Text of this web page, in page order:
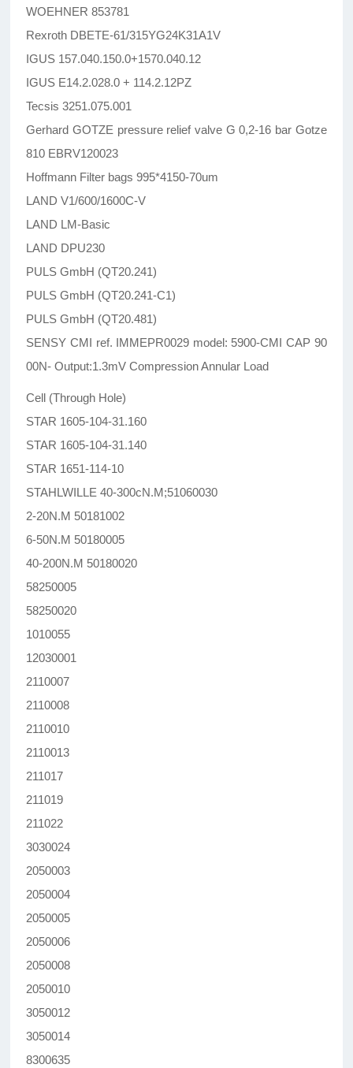
WOEHNER 853781
Rexroth DBETE-61/315YG24K31A1V
IGUS 157.040.150.0+1570.040.12
IGUS E14.2.028.0 + 114.2.12PZ
Tecsis 3251.075.001
Gerhard GOTZE pressure relief valve G 0,2-16 bar Gotze
810 EBRV120023
Hoffmann Filter bags 995*4150-70um
LAND V1/600/1600C-V
LAND LM-Basic
LAND DPU230
PULS GmbH (QT20.241)
PULS GmbH (QT20.241-C1)
PULS GmbH (QT20.481)
SENSY CMI ref. IMMEPR0029 model: 5900-CMI CAP 90
00N- Output:1.3mV Compression Annular Load
Cell (Through Hole)
STAR 1605-104-31.160
STAR 1605-104-31.140
STAR 1651-114-10
STAHLWILLE 40-300cN.M;51060030
2-20N.M 50181002
6-50N.M 50180005
40-200N.M 50180020
58250005
58250020
1010055
12030001
2110007
2110008
2110010
2110013
211017
211019
211022
3030024
2050003
2050004
2050005
2050006
2050008
2050010
3050012
3050014
8300635